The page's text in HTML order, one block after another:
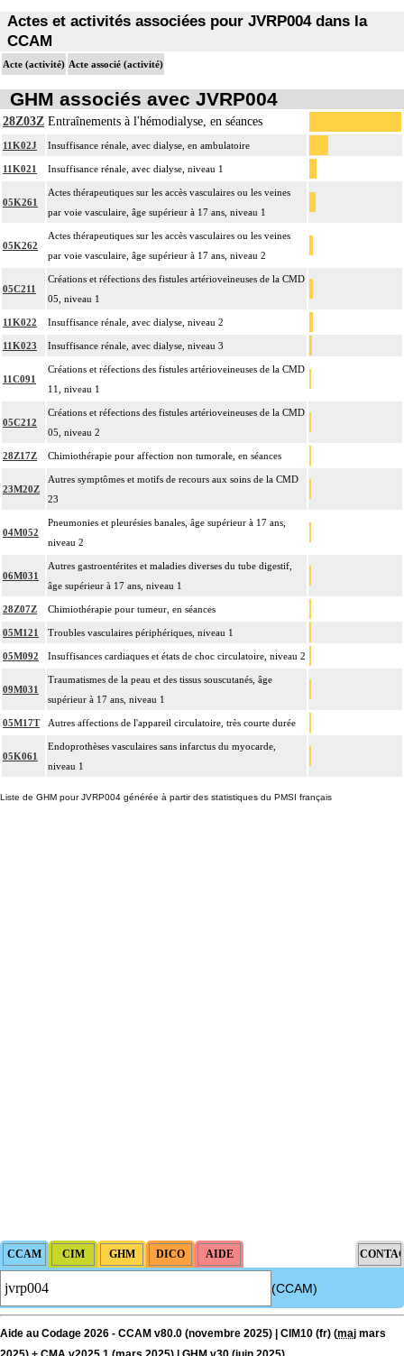
Actes et activités associées pour JVRP004 dans la
CCAM
Acte (activité) Acte associé (activité)
GHM associés avec JVRP004
28Z03Z Entraînements à l'hémodialyse, en séances
11K02J Insuffisance rénale, avec dialyse, en ambulatoire
11K021 Insuffisance rénale, avec dialyse, niveau 1
05K261
Actes thérapeutiques sur les accès vasculaires ou les veines
par voie vasculaire, âge supérieur à 17 ans, niveau 1
05K262
Actes thérapeutiques sur les accès vasculaires ou les veines
par voie vasculaire, âge supérieur à 17 ans, niveau 2
05C211
Créations et réfections des fistules artérioveineuses de la CMD
05, niveau 1
11K022 Insuffisance rénale, avec dialyse, niveau 2
11K023 Insuffisance rénale, avec dialyse, niveau 3
11C091
Créations et réfections des fistules artérioveineuses de la CMD
11, niveau 1
05C212
Créations et réfections des fistules artérioveineuses de la CMD
05, niveau 2
28Z17Z Chimiothérapie pour affection non tumorale, en séances
23M20Z
Autres symptômes et motifs de recours aux soins de la CMD
23
04M052
Pneumonies et pleurésies banales, âge supérieur à 17 ans,
niveau 2
06M031
Autres gastroentérites et maladies diverses du tube digestif,
âge supérieur à 17 ans, niveau 1
28Z07Z Chimiothérapie pour tumeur, en séances
05M121 Troubles vasculaires périphériques, niveau 1
05M092 Insuffisances cardiaques et états de choc circulatoire, niveau 2
09M031
Traumatismes de la peau et des tissus souscutanés, âge
supérieur à 17 ans, niveau 1
05M17T Autres affections de l'appareil circulatoire, très courte durée
05K061
Endoprothèses vasculaires sans infarctus du myocarde,
niveau 1
Liste de GHM pour JVRP004 générée à partir des statistiques du PMSI français
(CCAM)
Aide au Codage 2026 - CCAM v80.0 (novembre 2025) | CIM10 (fr) (maj mars